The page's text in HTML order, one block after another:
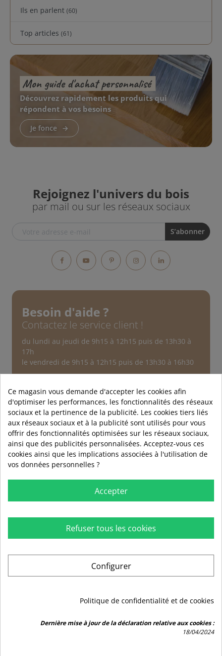
Ils en parlent (60)
Top articles (61)
Mon guide d'achat personnalisé
Découvrez rapidement les produits qui
répondent à vos besoins
Je fonce
Rejoignez l'univers du bois
par mail ou sur les réseaux sociaux
FacebookYouTubePinterestInstagramLinkedIn
Besoin d'aide ?
Contactez le service client !
du lundi au jeudi de 9h15 à 12h15 puis de 13h30 à
17h
le vendredi de 9h15 à 12h15 puis de 13h30 à 16h30
Au sujet d'une commande
Nous contacter


Ce magasin vous demande d'accepter les cookies afin
d'optimiser les performances, les fonctionnalités des réseaux
sociaux et la pertinence de la publicité. Les cookies tiers liés
aux réseaux sociaux et à la publicité sont utilisés pour vous
offrir des fonctionnalités optimisées sur les réseaux sociaux,
ainsi que des publicités personnalisées. Acceptez-vous ces
cookies ainsi que les implications associées à l'utilisation de
vos données personnelles ?
Accepter
Refuser tous les cookies
Configurer
Politique de confidentialité et de cookies
Dernière mise à jour de la déclaration relative aux cookies :
18/04/2024